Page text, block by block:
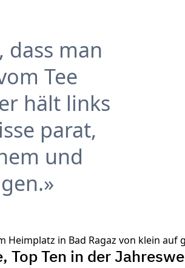
dass man
Tee
hält links
parat,
und
Heimplatz in Bad Ragaz von klein auf
Top Ten in der